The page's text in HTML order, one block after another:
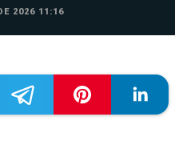
2026 11:16